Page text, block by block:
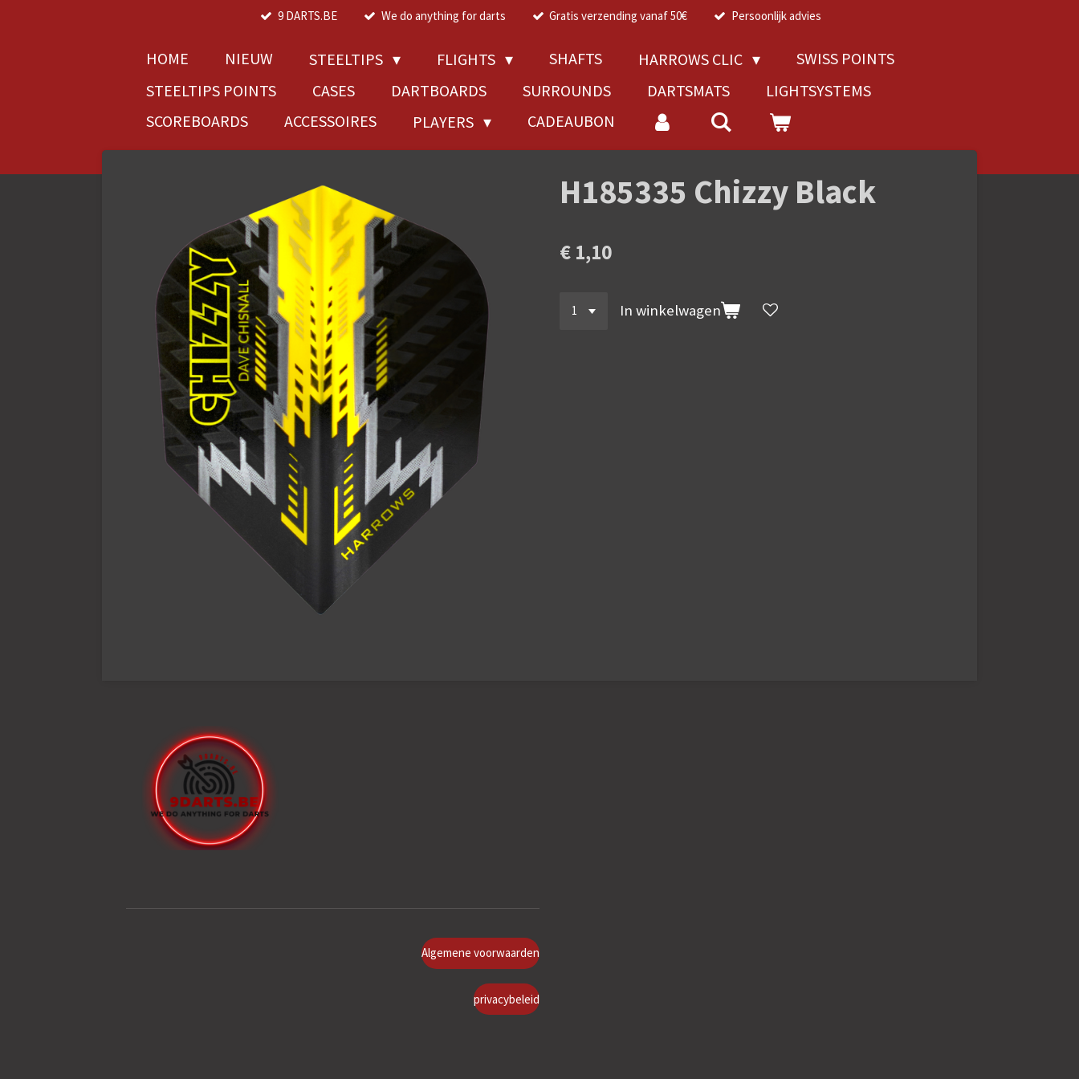
9 DARTS.BE We do anything for darts Gratis verzending vanaf 50€ Persoonlijk advies
HOME NIEUW STEELTIPS FLIGHTS SHAFTS HARROWS CLIC
SWISS POINTS
STEELTIPS POINTS
CASES DARTBOARDS SURROUNDS DARTSMATS
LIGHTSYSTEMS
SCOREBOARDS
ACCESSOIRES PLAYERS CADEAUBON
H185335 Chizzy Black
€ 1,10
In winkelwagen
Algemene voorwaarden
privacybeleid